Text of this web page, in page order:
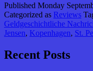
Published Monday
Categorized as Reviews
Geldgeschichtliche
Jensen, Kopenhagen, St.
Recent Posts